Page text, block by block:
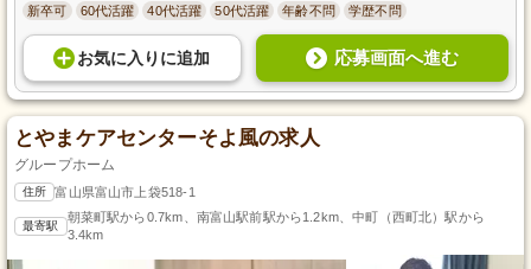
新卒可 60代活躍 40代活躍 50代活躍 年齢不問 学歴不問
お気に入り に追加 応募画面へ進む
とやまケアセンターそよ風の求人
グループホーム
住所 富山県富山市上袋518-1
最寄駅
朝菜町駅から0.7km、南富山駅前駅から1.2km、中町（西町北）駅から
3.4km